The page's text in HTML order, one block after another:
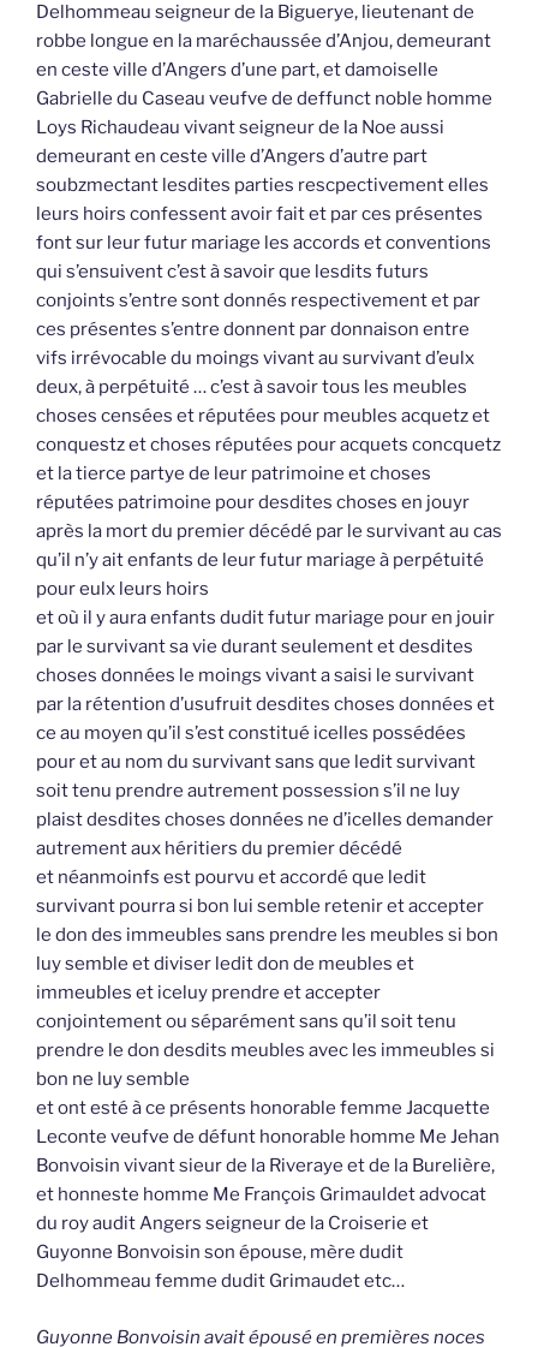
Delhommeau seigneur de la Biguerye, lieutenant de
robbe longue en la maréchaussée d’Anjou, demeurant
en ceste ville d’Angers d’une part, et damoiselle
Gabrielle du Caseau veufve de deffunct noble homme
Loys Richaudeau vivant seigneur de la Noe aussi
demeurant en ceste ville d’Angers d’autre part
soubzmectant lesdites parties rescpectivement elles
leurs hoirs confessent avoir fait et par ces présentes
font sur leur futur mariage les accords et conventions
qui s’ensuivent c’est à savoir que lesdits futurs
conjoints s’entre sont donnés respectivement et par
ces présentes s’entre donnent par donnaison entre
vifs irrévocable du moings vivant au survivant d’eulx
deux, à perpétuité … c’est à savoir tous les meubles
choses censées et réputées pour meubles acquetz et
conquestz et choses réputées pour acquets concquetz
et la tierce partye de leur patrimoine et choses
réputées patrimoine pour desdites choses en jouyr
après la mort du premier décédé par le survivant au cas
qu’il n’y ait enfants de leur futur mariage à perpétuité
pour eulx leurs hoirs
et où il y aura enfants dudit futur mariage pour en jouir
par le survivant sa vie durant seulement et desdites
choses données le moings vivant a saisi le survivant
par la rétention d’usufruit desdites choses données et
ce au moyen qu’il s’est constitué icelles possédées
pour et au nom du survivant sans que ledit survivant
soit tenu prendre autrement possession s’il ne luy
plaist desdites choses données ne d’icelles demander
autrement aux héritiers du premier décédé
et néanmoinfs est pourvu et accordé que ledit
survivant pourra si bon lui semble retenir et accepter
le don des immeubles sans prendre les meubles si bon
luy semble et diviser ledit don de meubles et
immeubles et iceluy prendre et accepter
conjointement ou séparément sans qu’il soit tenu
prendre le don desdits meubles avec les immeubles si
bon ne luy semble
et ont esté à ce présents honorable femme Jacquette
Leconte veufve de défunt honorable homme Me Jehan
Bonvoisin vivant sieur de la Riveraye et de la Burelière,
et honneste homme Me François Grimauldet advocat
du roy audit Angers seigneur de la Croiserie et
Guyonne Bonvoisin son épouse, mère dudit
Delhommeau femme dudit Grimaudet etc…
Guyonne Bonvoisin avait épousé en premières noces